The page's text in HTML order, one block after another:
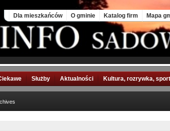
Dla mieszkańców O gminie Katalog firm Mapa
Służby Aktualności Kultura, rozrywka,